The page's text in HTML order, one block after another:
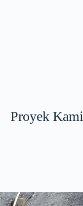
Proyek Kami